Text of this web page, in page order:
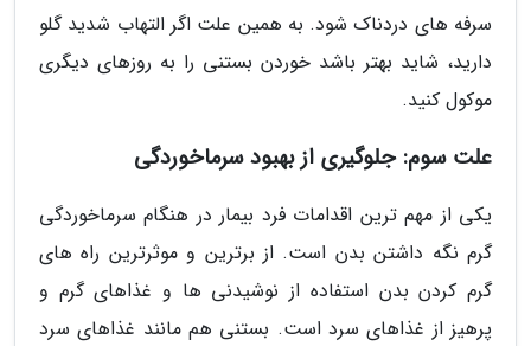
سرفه های دردناک شود. به همین علت اگر التهاب شدید گلو
دارید، شاید بهتر باشد خوردن بستنی را به روزهای دیگری
موکول کنید.
علت سوم: جلوگیری از بهبود سرماخوردگی
یکی از مهم ترین اقدامات فرد بیمار در هنگام سرماخوردگی
گرم نگه داشتن بدن است. از برترین و موثرترین راه های
گرم کردن بدن استفاده از نوشیدنی ها و غذاهای گرم و
پرهیز از غذاهای سرد است. بستنی هم مانند غذاهای سرد